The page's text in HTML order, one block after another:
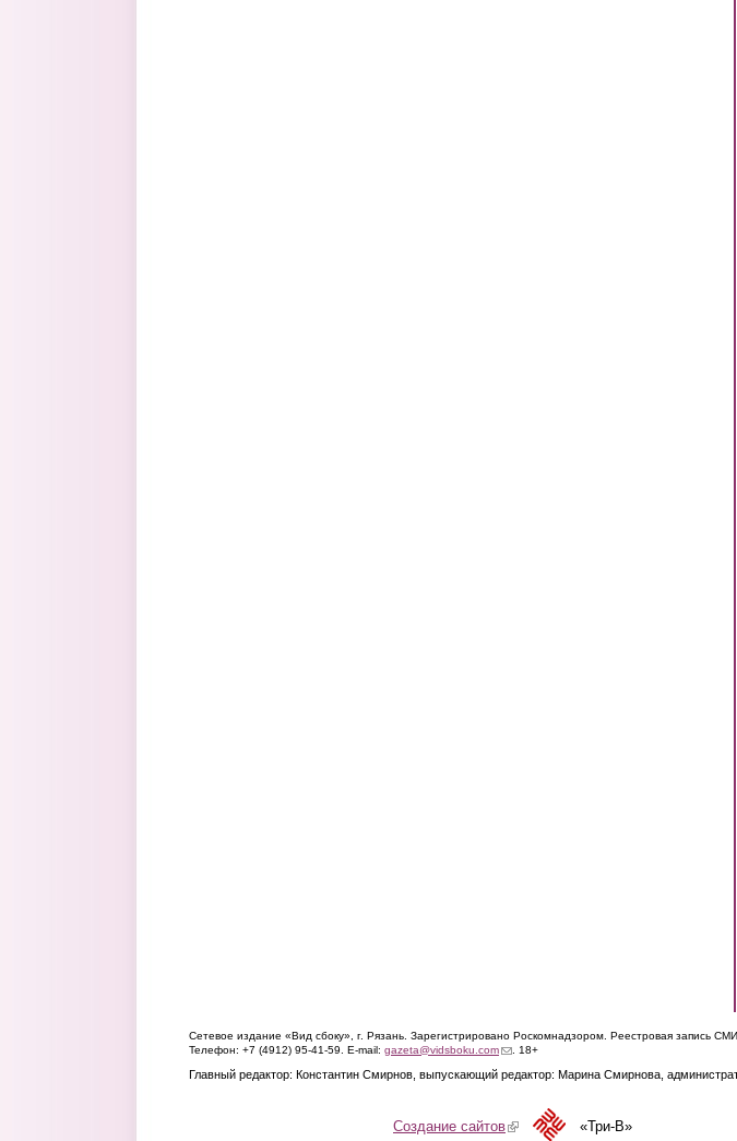
Сетевое издание «Вид сбоку», г. Рязань. Зарегистрировано Роскомнадзором. Реестровая запись
Телефон: +7 (4912) 95-41-59. E-mail: gazeta@vidsboku.com(link sends e-mail)
. 18+
Главный редактор: Константин Смирнов, выпускающий редактор: Марина Смирнова,
Создание сайтов(link is external)«Три-В»